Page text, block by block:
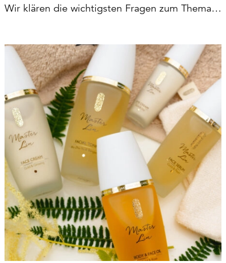
Wir klären die wichtigsten Fragen zum Thema